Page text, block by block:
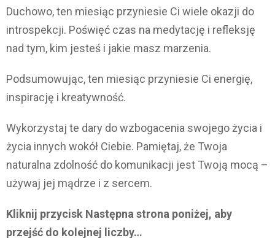
Duchowo, ten miesiąc przyniesie Ci wiele okazji do
introspekcji. Poświęć czas na medytację i refleksję
nad tym, kim jesteś i jakie masz marzenia.
Podsumowując, ten miesiąc przyniesie Ci energię,
inspirację i kreatywność.
Wykorzystaj te dary do wzbogacenia swojego życia i
życia innych wokół Ciebie. Pamiętaj, że Twoja
naturalna zdolność do komunikacji jest Twoją mocą –
używaj jej mądrze i z sercem.
Kliknij przycisk Następna strona poniżej, aby
przejść do kolejnej liczby…